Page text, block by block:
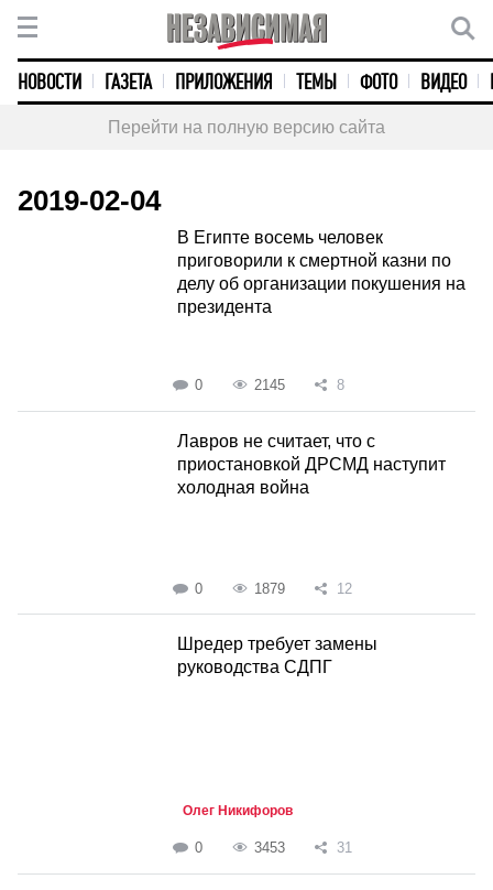
НОВОСТИ ГАЗЕТА ПРИЛОЖЕНИЯ ТЕМЫ ФОТО ВИДЕО
Перейти на полную версию сайта
2019-02-04
В Египте восемь человек
приговорили к смертной казни по
делу об организации покушения на
президента
0 2145 8
Лавров не считает, что с
приостановкой ДРСМД наступит
холодная война
0 1879 12
Шредер требует замены
руководства СДПГ
Олег Никифоров
0 3453 31